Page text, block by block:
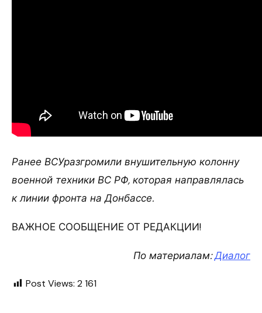
Ранее ВСУразгромили внушительную колонну
военной техники ВС РФ, которая направлялась
к линии фронта на Донбассе.
ВАЖНОЕ СООБЩЕНИЕ ОТ РЕДАКЦИИ!
По материалам:Диалог
Post Views: 2 161